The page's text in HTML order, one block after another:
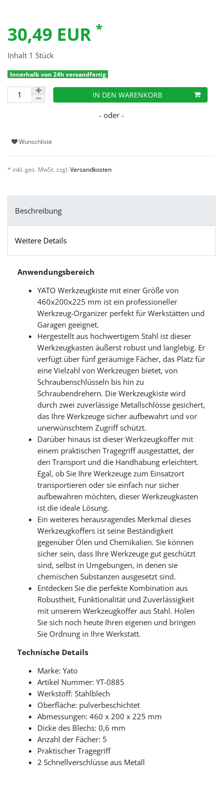
30,49 EUR *
Inhalt 1 Stück
Innerhalb von 24h versandfertig
IN DEN WARENKORB
Wunschliste
* inkl. ges. MwSt. zzgl. Versandkosten
Beschreibung
Weitere Details
Anwendungsbereich
YATO Werkzeugkiste mit einer Größe von
460x200x225 mm ist ein professioneller
Werkzeug-Organizer perfekt für Werkstätten und
Garagen geeignet.
Hergestellt aus hochwertigem Stahl ist dieser
Werkzeugkasten äußerst robust und langlebig. Er
verfügt über fünf geräumige Fächer, das Platz für
eine Vielzahl von Werkzeugen bietet, von
Schraubenschlüsseln bis hin zu
Schraubendrehern. Die Werkzeugkiste wird
durch zwei zuverlässige Metallschlösse gesichert,
das Ihre Werkzeuge sicher aufbewahrt und vor
unerwünschtem Zugriff schützt.
Darüber hinaus ist dieser Werkzeugkoffer mit
einem praktischen Tragegriff ausgestattet, der
den Transport und die Handhabung erleichtert.
Egal, ob Sie Ihre Werkzeuge zum Einsatzort
transportieren oder sie einfach nur sicher
aufbewahren möchten, dieser Werkzeugkasten
ist die ideale Lösung.
Ein weiteres herausragendes Merkmal dieses
Werkzeugkoffers ist seine Beständigkeit
gegenüber Ölen und Chemikalien. Sie können
sicher sein, dass Ihre Werkzeuge gut geschützt
sind, selbst in Umgebungen, in denen sie
chemischen Substanzen ausgesetzt sind.
Entdecken Sie die perfekte Kombination aus
Robustheit, Funktionalität und Zuverlässigkeit
mit unserem Werkzeugkoffer aus Stahl. Holen
Sie sich noch heute Ihren eigenen und bringen
Sie Ordnung in Ihre Werkstatt.
Technische Details
Marke: Yato
Artikel Nummer: YT-0885
Werkstoff: Stahlblech
Oberfläche: pulverbeschichtet
Abmessungen: 460 x 200 x 225 mm
Dicke des Blechs: 0,6 mm
Anzahl der Fächer: 5
Praktischer Tragegriff
2 Schnellverschlüsse aus Metall